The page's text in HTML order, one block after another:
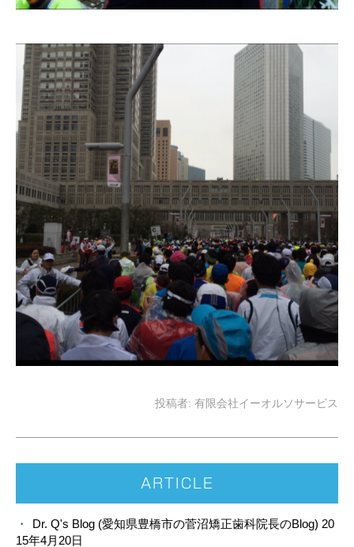
投稿者: 有限会社イーオルソサービス
ARTICLE
Dr. Q's Blog (愛知県豊橋市の菅沼矯正歯科院長のBlog) 20
15年4月20日